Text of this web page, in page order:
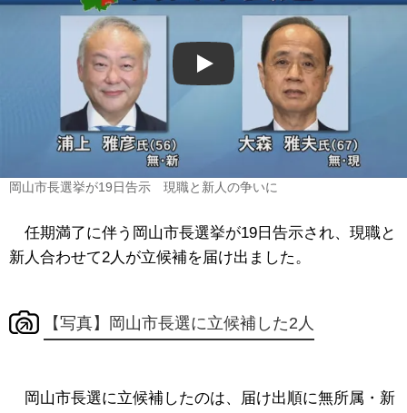
Play
岡山市長選挙が19日告示 現職と新人の争いに
任期満了に伴う岡山市長選挙が19日告示され、現職と
新人合わせて2人が立候補を届け出ました。
【写真】岡山市長選に立候補した2人
岡山市長選に立候補したのは、届け出順に無所属・新